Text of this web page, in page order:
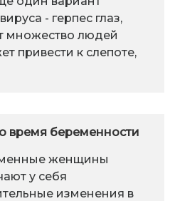
- герпес глаз,
множество людей
привести к слепоте,
время беременности
женщины
у себя
изменения в